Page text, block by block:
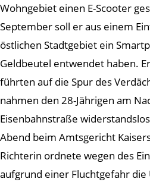
Wohngebiet einen E-Scooter
September soll er aus einem
östlichen Stadtgebiet ein
Geldbeutel entwendet haben.
führten auf die Spur des
nahmen den 28-Jährigen am
Eisenbahnstraße
Abend beim Amtsgericht
Richterin ordnete wegen des
aufgrund einer Fluchtgefahr